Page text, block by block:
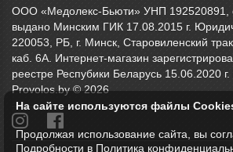
ООО «Медолекс-Бьюти» УНП 192520891,
выдано Минским ГИК 17.08.2015 г.
220053, РБ, г. Минск, Старовиленский
каб. 6А. Интернет-магазин
реестре Респубики Беларусь 15.06.2020
Provolos.by © 2026
На сайте используются файлы
Продолжая использование сайта, вы
Подробности в Политика